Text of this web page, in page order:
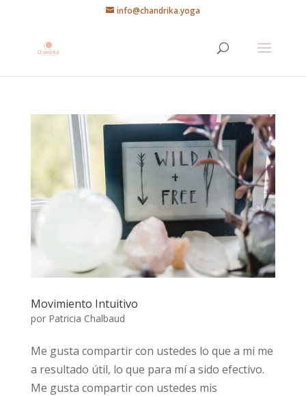
info@chandrika.yoga
Movimiento Intuitivo
por Patricia Chalbaud
Me gusta compartir con ustedes lo que a mi me
a resultado útil, lo que para mí a sido efectivo.
Me gusta compartir con ustedes mis